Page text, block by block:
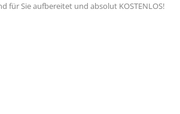
für Sie aufbereitet und absolut KOSTENLOS!